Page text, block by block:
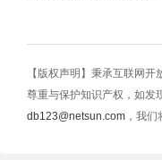
【版权声明】秉承互联网
尊重与保护知识产权，如发
db123@netsun.com ，我